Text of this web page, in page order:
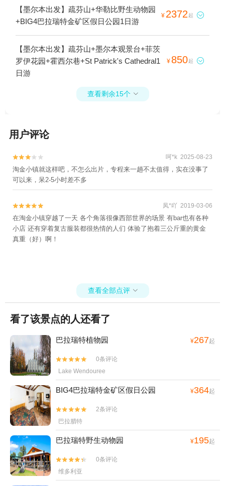
【墨尔本出发】疏芬山+华勒比野生动物园
+BIG4巴拉瑞特金矿区假日公园1日游
¥ 2372 起 
【墨尔本出发】疏芬山+墨尔本观景台+菲茨
罗伊花园+霍西尔巷+St Patrick's Cathedral1
日游
¥ 850起 
查看剩余15个 
用户评论

 呵*k 2025-08-23
淘金小镇就这样吧，不怎么出片，专程来一趟不太值得，实在没事了
可以来，呆2-5小时差不多

 凤*吖 2019-03-06
在淘金小镇穿越了一天 各个角落很像西部世界的场景 有bar也有各种
小店 还有穿着复古服装都很热情的人们 体验了抱着三公斤重的黄金
真重（好）啊！
查看全部点评 
看了该景点的人还看了
巴拉瑞特植物园 ¥267起


0条评论
Lake Wendouree
BIG4巴拉瑞特金矿区假日公园 ¥364起


2条评论
巴拉腊特
巴拉瑞特野生动物园 ¥195起


0条评论
维多利亚